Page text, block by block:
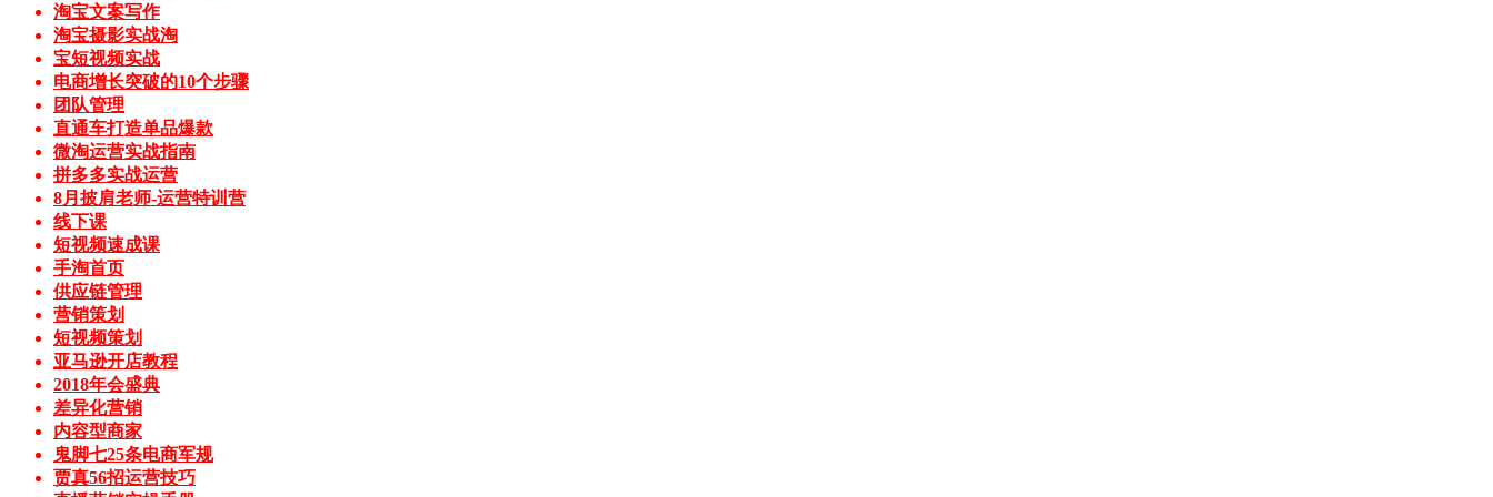
淘宝文案写作
淘宝摄影实战淘
宝短视频实战
电商增长突破的10个步骤
团队管理
直通车打造单品爆款
微淘运营实战指南
拼多多实战运营
8月披肩老师-运营特训营
线下课
短视频速成课
手淘首页
供应链管理
营销策划
短视频策划
亚马逊开店教程
2018年会盛典
差异化营销
内容型商家
鬼脚七25条电商军规
贾真56招运营技巧